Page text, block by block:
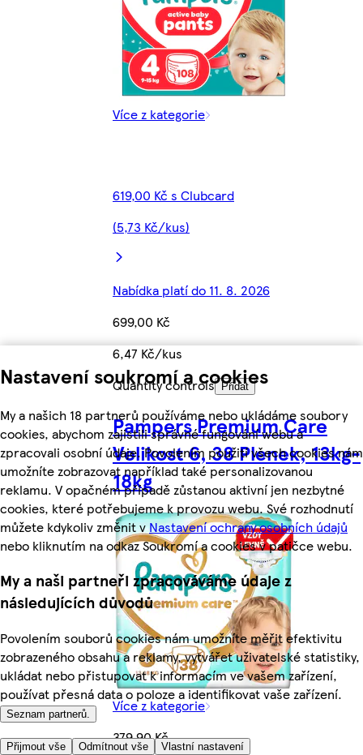
Nastavení soukromí a cookies
My a našich 18 partnerů používáme nebo ukládáme soubory
cookies, abychom zajistili správné fungování webu a
zpracovali osobní údaje. Povolením použití všech cookies nám
umožníte zobrazovat například také personalizovanou
reklamu. V opačném případě zůstanou aktivní jen nezbytné
cookies, které potřebujeme k provozu webu. Své rozhodnutí
můžete kdykoliv změnit vNastavení ochrany osobních údajů
nebo kliknutím na odkaz Soukromí a cookies v patičce webu.
My a naši partneři zpracováváme údaje z
následujících důvodů
Povolením souborů cookies nám umožníte měřit efektivitu
zobrazeného obsahu a reklamy, vytvářet uživatelské statistiky,
ukládat nebo přistupovat k informacím ve vašem zařízení,
používat přesná data o poloze a identifikovat vaše zařízení.
Seznam partnerů.
Přijmout vše Odmítnout vše Vlastní nastavení
Více z kategorie
619,00 Kč s Clubcard
(5,73 Kč/kus)
Nabídka platí do 11. 8. 2026
699,00 Kč
6,47 Kč/kus
Quantity controls Přidat
Pampers Premium Care
Velikost 6, 38 Plenek, 13kg-
18kg
Více z kategorie
379,90 Kč